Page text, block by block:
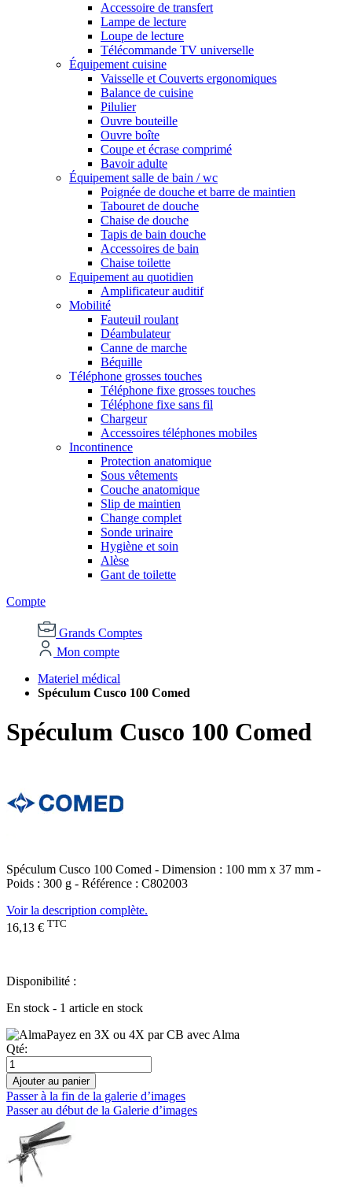
Accessoire de transfert
Lampe de lecture
Loupe de lecture
Télécommande TV universelle
Équipement cuisine
Vaisselle et Couverts ergonomiques
Balance de cuisine
Pilulier
Ouvre bouteille
Ouvre boîte
Coupe et écrase comprimé
Bavoir adulte
Équipement salle de bain / wc
Poignée de douche et barre de maintien
Tabouret de douche
Chaise de douche
Tapis de bain douche
Accessoires de bain
Chaise toilette
Equipement au quotidien
Amplificateur auditif
Mobilité
Fauteuil roulant
Déambulateur
Canne de marche
Béquille
Téléphone grosses touches
Téléphone fixe grosses touches
Téléphone fixe sans fil
Chargeur
Accessoires téléphones mobiles
Incontinence
Protection anatomique
Sous vêtements
Couche anatomique
Slip de maintien
Change complet
Sonde urinaire
Hygiène et soin
Alèse
Gant de toilette
Compte
Grands Comptes
Mon compte
Materiel médical
Spéculum Cusco 100 Comed
Spéculum Cusco 100 Comed
Spéculum Cusco 100 Comed - Dimension : 100 mm x 37 mm -
Poids : 300 g - Référence : C802003
Voir la description complète.
16,13 € TTC
Disponibilité :
En stock - 1 article en stock
Payez en 3X ou 4X par CB avec Alma
Qté:
Ajouter au panier
Passer à la fin de la galerie d’images
Passer au début de la Galerie d’images